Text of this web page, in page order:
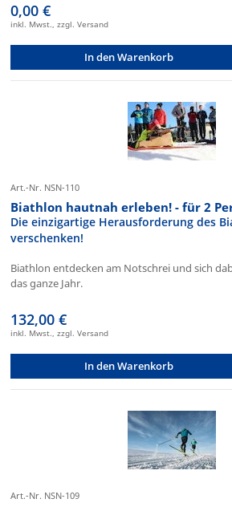
0,00 €
inkl. Mwst., zzgl. Versand
In den Warenkorb
Art.-Nr. NSN-110
Biathlon hautnah erleben! - für 2
Die einzigartige Herausforderung des
verschenken!
Biathlon entdecken am Notschrei und sich
das ganze Jahr.
132,00 €
inkl. Mwst., zzgl. Versand
In den Warenkorb
Art.-Nr. NSN-109